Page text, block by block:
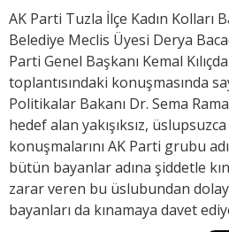
AK Parti Tuzla İlçe Kadın Kolları
Belediye Meclis Üyesi Derya
Parti Genel Başkanı Kemal
toplantısındaki konuşmasında
Politikalar Bakanı Dr. Sema
hedef alan yakışıksız, üslupsuzca
konuşmalarını AK Parti grubu
bütün bayanlar adına şiddetle
zarar veren bu üslubundan
bayanları da kınamaya davet